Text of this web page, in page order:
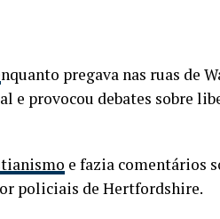
nquanto pregava nas ruas de
e provocou debates sobre
e fazia comentários
policiais de Hertfordshire.